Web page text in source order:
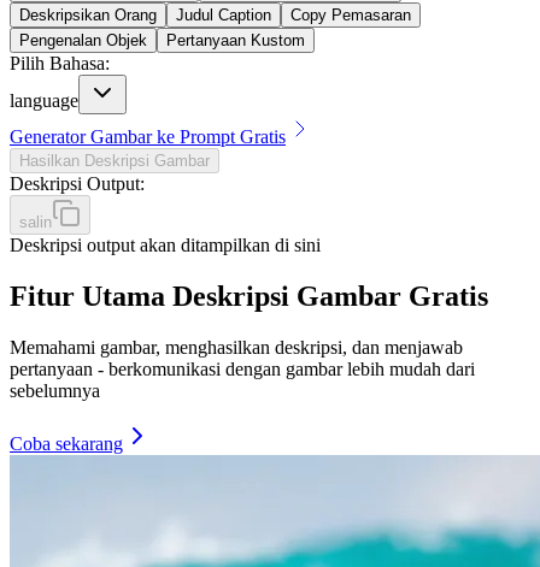
Deskripsikan Orang
Judul Caption
Copy Pemasaran
Pengenalan Objek
Pertanyaan Kustom
Pilih Bahasa:
language
Generator Gambar ke Prompt Gratis
Hasilkan Deskripsi Gambar
Deskripsi Output:
salin
Deskripsi output akan ditampilkan di sini
Fitur Utama Deskripsi Gambar Gratis
Memahami gambar, menghasilkan deskripsi, dan menjawab
pertanyaan - berkomunikasi dengan gambar lebih mudah dari
sebelumnya
Coba sekarang